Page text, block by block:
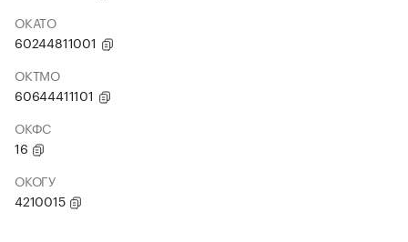
ОКАТО
60244811001
ОКТМО
60644411101
ОКФС
16
ОКОГУ
4210015